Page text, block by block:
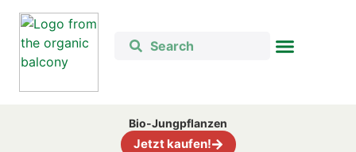
Bio-Jung­pflan­zen
Jetzt kau­fen!